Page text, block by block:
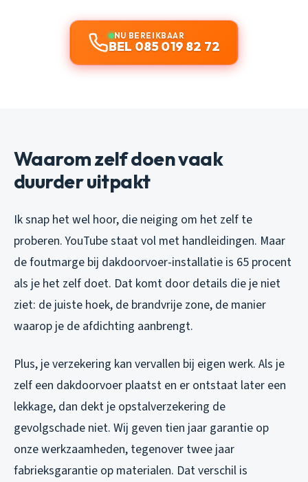
NU BEREIKBAAR
BEL 085 019 82 72
Waarom zelf doen vaak
duurder uitpakt
Ik snap het wel hoor, die neiging om het zelf te
proberen. YouTube staat vol met handleidingen. Maar
de foutmarge bij dakdoorvoer-installatie is 65 procent
als je het zelf doet. Dat komt door details die je niet
ziet: de juiste hoek, de brandvrije zone, de manier
waarop je de afdichting aanbrengt.
Plus, je verzekering kan vervallen bij eigen werk. Als je
zelf een dakdoorvoer plaatst en er ontstaat later een
lekkage, dan dekt je opstalverzekering de
gevolgschade niet. Wij geven tien jaar garantie op
onze werkzaamheden, tegenover twee jaar
fabrieksgarantie op materialen. Dat verschil is